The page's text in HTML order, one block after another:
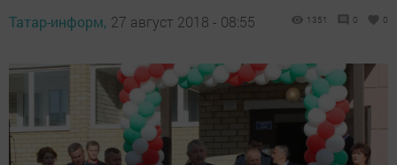
Татар-информ, 27 август 2018 - 08:55 1351 0 0